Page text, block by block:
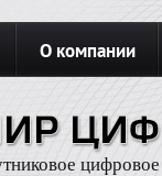
О компании